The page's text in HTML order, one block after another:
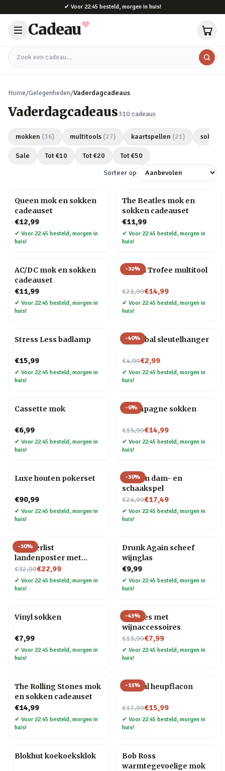
✔ Voor 22:45 besteld, morgen in huis!
Cadeau
Zoek een cadeau
Home/Gelegenheden/Vaderdagcadeaus
Vaderdagcadeaus310 cadeaus
mokken (36) multitools (27) kaartspellen (21) sokken
Sale Tot €10 Tot €20 Tot €50
Sorteer op
Queen mok en sokken
cadeauset
€12,99
✔ Voor 22:45 besteld, morgen in
huis!
The Beatles mok en
sokken cadeauset
€11,99
✔ Voor 22:45 besteld, morgen in
huis!
AC/DC mok en sokken
cadeauset
€11,99
✔ Voor 22:45 besteld, morgen in
huis!
-32%
#1 Dad Trofee multitool
€21,99
Nu voor€14,99
✔ Voor 22:45 besteld, morgen in
huis!
Stress Less badlamp
€15,99
✔ Voor 22:45 besteld, morgen in
huis!
-40%
Biljartbal sleutelhanger
€4,99
Nu voor€2,99
✔ Voor 22:45 besteld, morgen in
huis!
Cassette mok
€6,99
✔ Voor 22:45 besteld, morgen in
huis!
-6%
Champagne sokken
€15,99
Nu voor€14,99
✔ Voor 22:45 besteld, morgen in
huis!
Luxe houten pokerset
€90,99
✔ Voor 22:45 besteld, morgen in
huis!
-30%
Houten dam- en
schaakspel
€24,99
Nu voor€17,49
✔ Voor 22:45 besteld, morgen in
huis!
-30%
Wanderlist
landenposter met
krasfolie
€32,99
Nu voor€22,99
✔ Voor 22:45 besteld, morgen in
huis!
Drunk Again scheef
wijnglas
€9,99
✔ Voor 22:45 besteld, morgen in
huis!
Vinyl sokken
€7,99
✔ Voor 22:45 besteld, morgen in
huis!
-43%
Wijnfles met
wijnaccessoires
€13,99
Nu voor€7,99
✔ Voor 22:45 besteld, morgen in
huis!
The Rolling Stones mok
en sokken cadeauset
€14,99
✔ Voor 22:45 besteld, morgen in
huis!
-11%
Golfbal heupflacon
€17,99
Nu voor€15,99
✔ Voor 22:45 besteld, morgen in
huis!
Blokhut koekoeksklok
Bob Ross
warmtegevoelige mok